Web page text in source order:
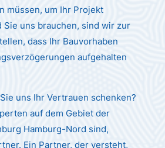
müssen, um Ihr Projekt
uns brauchen, sind wir zur
dass Ihr Bauvorhaben
aufgehalten
uns Ihr Vertrauen schenken?
auf dem Gebiet der
Hamburg-Nord sind,
Ein Partner, der versteht,